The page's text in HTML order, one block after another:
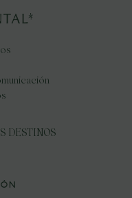
DESTINOS